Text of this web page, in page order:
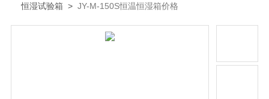
恒湿试验箱 >JY-M-150S恒温恒湿箱价格